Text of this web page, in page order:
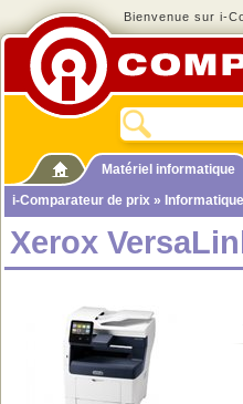
Bienvenue sur i-
Matériel informatique
i-Comparateur de prix » Informatique
Xerox